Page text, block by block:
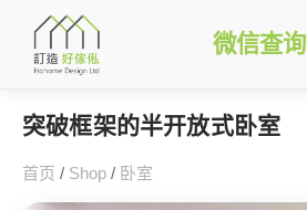
微信查询
突破框架的半开放式卧室
首页 / Shop / 卧室